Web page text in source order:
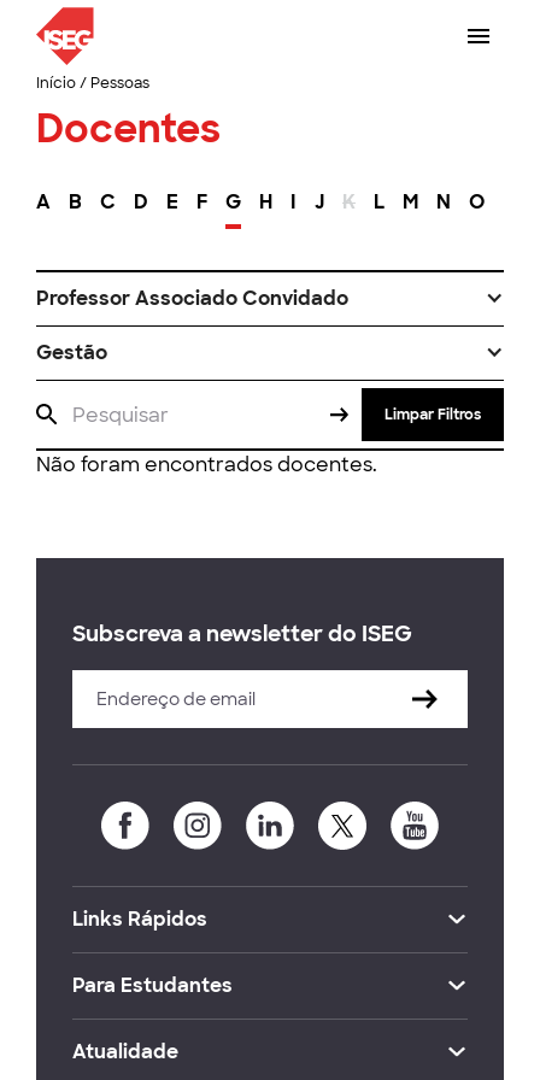
Início/ Pessoas
Docentes
A B C D E F G H I J K L M N O
Professor Associado Convidado
Gestão
Limpar Filtros
Não foram encontrados docentes.
Subscreva a newsletter do ISEG
Links Rápidos
Para Estudantes
Atualidade